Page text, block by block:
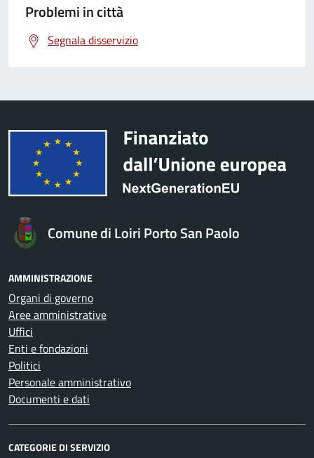
Problemi in città
Segnala disservizio
Comune di Loiri Porto San Paolo
AMMINISTRAZIONE
Organi di governo
Aree amministrative
Uffici
Enti e fondazioni
Politici
Personale amministrativo
Documenti e dati
CATEGORIE DI SERVIZIO